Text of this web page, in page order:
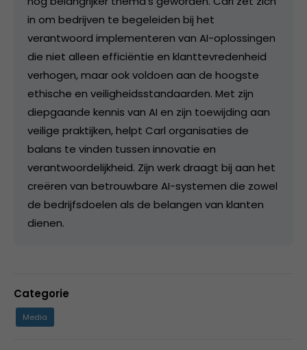
in om bedrijven te begeleiden bij het
verantwoord implementeren van AI-oplossingen
die niet alleen efficiëntie en klanttevredenheid
verhogen, maar ook voldoen aan de hoogste
ethische en veiligheidsstandaarden. Met zijn
diepgaande kennis van AI en zijn toewijding aan
veilige praktijken, helpt Carl organisaties de
balans te vinden tussen innovatie en
verantwoordelijkheid. Zijn werk draagt bij aan het
creëren van betrouwbare AI-systemen die zowel
de bedrijfsdoelen als de belangen van klanten
dienen.
Categorie
Media